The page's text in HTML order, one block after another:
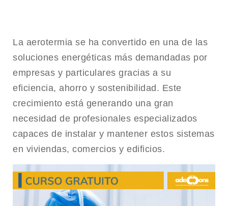
La aerotermia se ha convertido en una de las
soluciones energéticas más demandadas por
empresas y particulares gracias a su
eficiencia, ahorro y sostenibilidad. Este
crecimiento está generando una gran
necesidad de profesionales especializados
capaces de instalar y mantener estos sistemas
en viviendas, comercios y edificios.